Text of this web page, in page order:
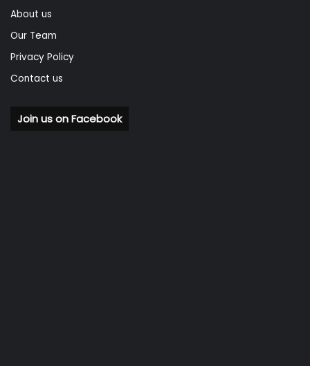
About us
Our Team
Privacy Policy
Contact us
Join us on Facebook